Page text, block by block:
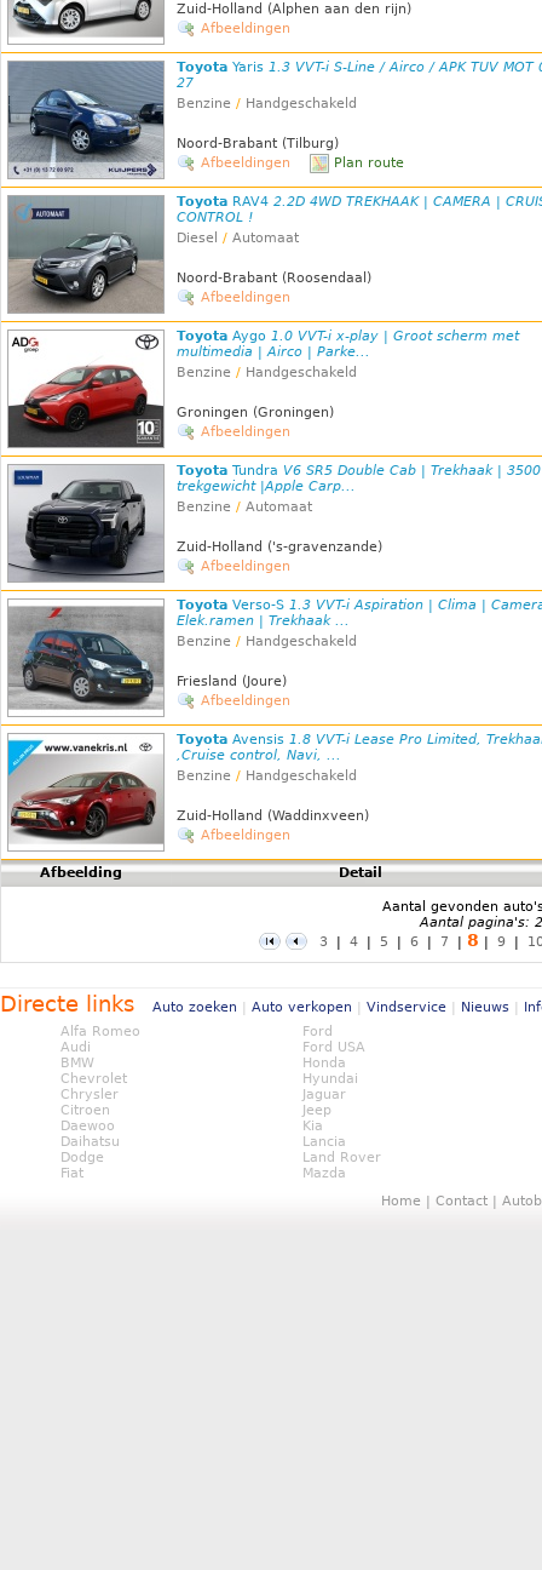
Zuid-Holland (Alphen aan den rijn)
Afbeeldingen
Toyota Yaris 1.3 VVT-i S-Line / Airco / APK TUV MOT
27
Benzine / Handgeschakeld
Noord-Brabant (Tilburg)
Afbeeldingen
Plan route
Toyota RAV4 2.2D 4WD TREKHAAK | CAMERA |
CONTROL !
Diesel
/ Automaat
Noord-Brabant (Roosendaal)
Afbeeldingen
Toyota Aygo 1.0 VVT-i x-play | Groot scherm met
multimedia | Airco | Parke...
Benzine / Handgeschakeld
Groningen (Groningen)
Afbeeldingen
Toyota Tundra V6 SR5 Double Cab | Trekhaak |
trekgewicht |Apple Carp...
Benzine / Automaat
Zuid-Holland ('s-gravenzande)
Afbeeldingen
Toyota Verso-S 1.3 VVT-i Aspiration | Clima |
Elek.ramen | Trekhaak ...
Benzine / Handgeschakeld
Friesland (Joure)
Afbeeldingen
Toyota Avensis 1.8 VVT-i Lease Pro Limited,
,Cruise control, Navi, ...
Benzine / Handgeschakeld
Zuid-Holland (Waddinxveen)
Afbeeldingen
Afbeelding Detail
Aantal gevonden
Aantal pagina's:
3
| 4 | 5 | 6 | 7 | 8 | 9 |
Directe links Auto zoeken | Auto verkopen | Vindservice | Nieuws |
Alfa Romeo
Audi
BMW
Chevrolet
Chrysler
Citroen
Daewoo
Daihatsu
Dodge
Fiat
Ford
Ford USA
Honda
Hyundai
Jaguar
Jeep
Kia
Lancia
Land Rover
Mazda
Home | Contact |